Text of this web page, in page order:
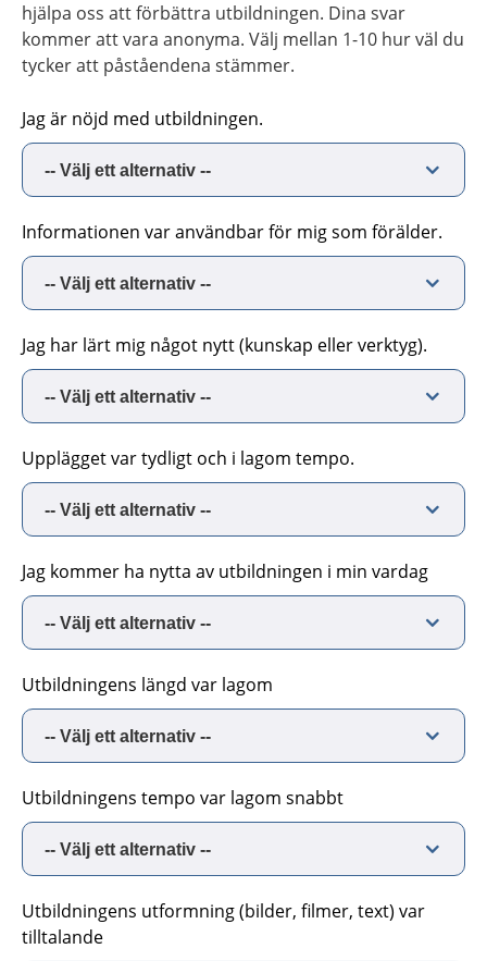
hjälpa oss att förbättra utbildningen. Dina svar
kommer att vara anonyma. Välj mellan 1-10 hur väl du
tycker att påståendena stämmer.
Jag är nöjd med utbildningen.
Informationen var användbar för mig som förälder.
Jag har lärt mig något nytt (kunskap eller verktyg).
Upplägget var tydligt och i lagom tempo.
Jag kommer ha nytta av utbildningen i min vardag
Utbildningens längd var lagom
Utbildningens tempo var lagom snabbt
Utbildningens utformning (bilder, filmer, text) var
tilltalande